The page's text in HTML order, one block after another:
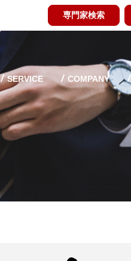
専門家検索
SERVICE COMPANY